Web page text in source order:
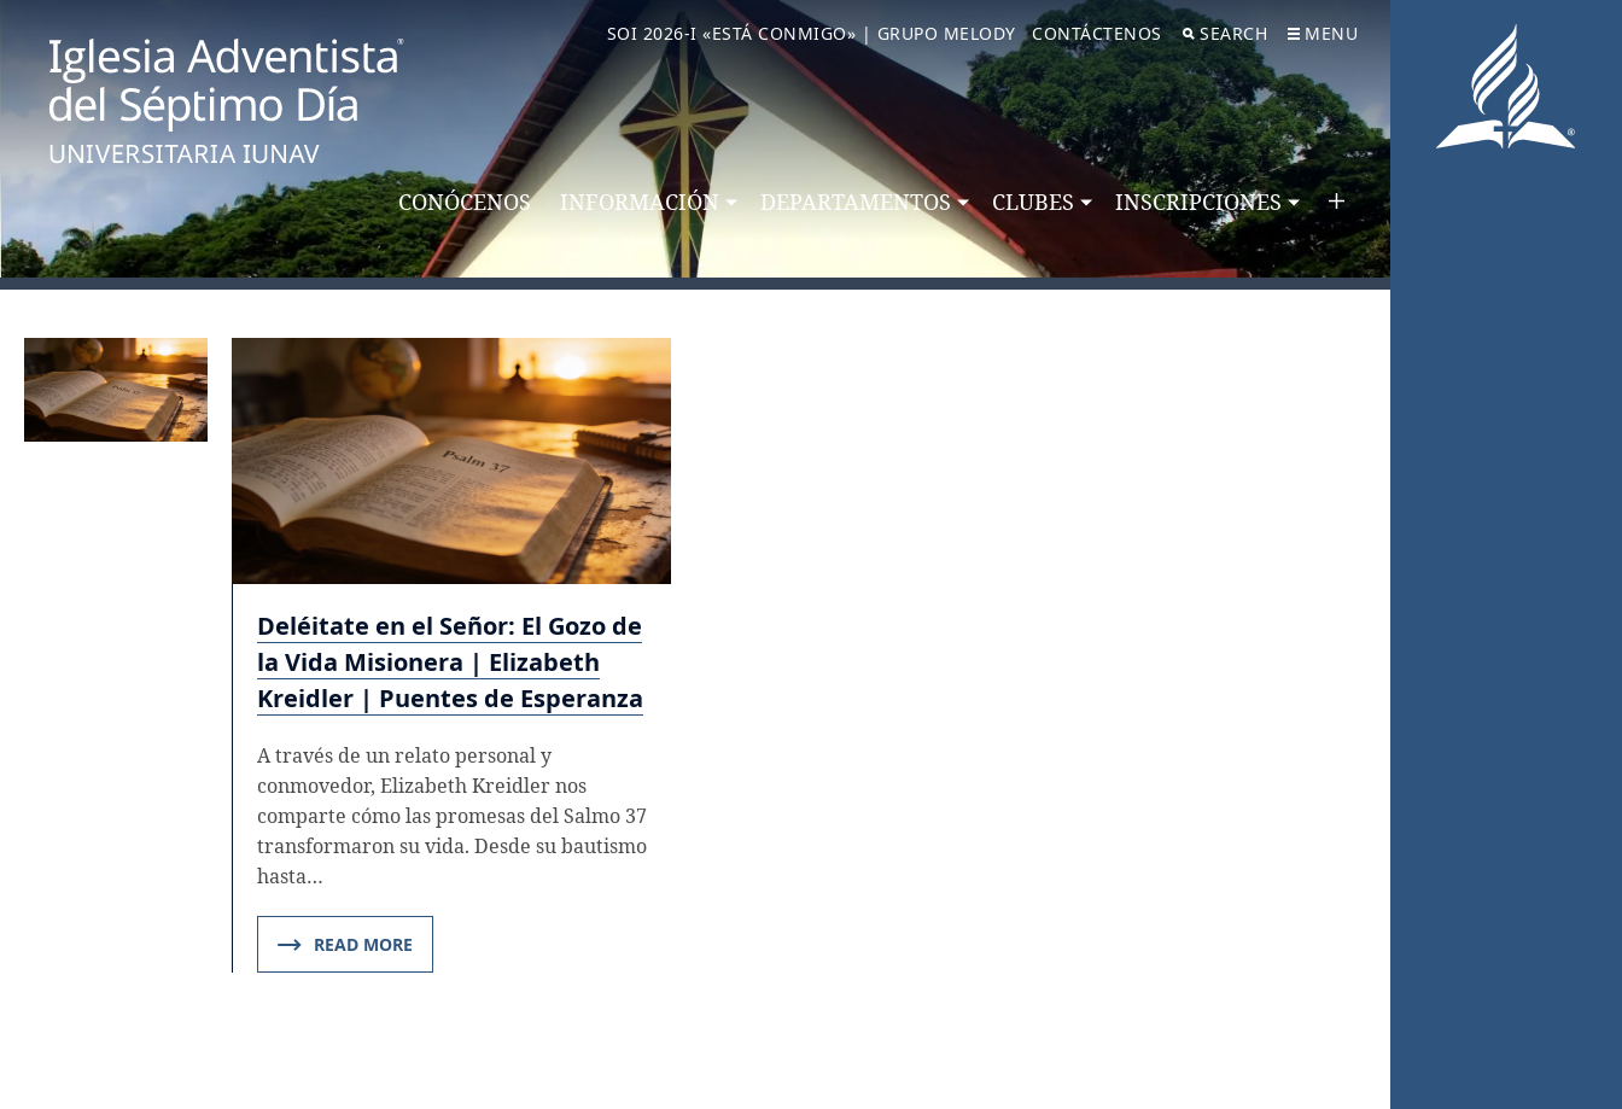
SOI 2026-I «ESTÁ CONMIGO» | GRUPO MELODY CONTÁCTENOS SEARCH MENU
CONÓCENOS INFORMACIÓN DEPARTAMENTOS CLUBES INSCRIPCIONES
Deléitate en el Señor: El Gozo de
la Vida Misionera | Elizabeth
Kreidler | Puentes de Esperanza
A través de un relato personal y
conmovedor, Elizabeth Kreidler nos
comparte cómo las promesas del Salmo 37
transformaron su vida. Desde su bautismo
hasta…
READ MORE